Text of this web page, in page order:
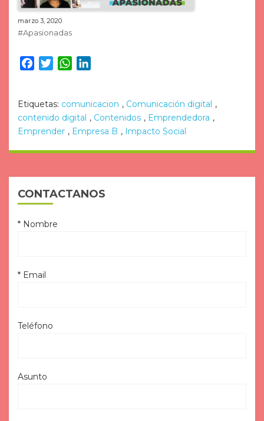
marzo 3, 2020
#Apasionadas
Facebook
TwitterWhatsApp
Etiquetas: comunicacion , Comunicación digital ,
contenido digital , Contenidos , Emprendedora ,
Emprender , Empresa B , Impacto Social
CONTACTANOS
* Nombre
* Email
Teléfono
Asunto